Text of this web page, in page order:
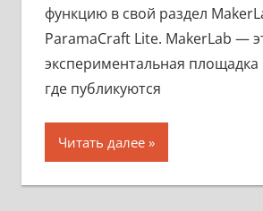
функцию в свой раздел
ParamaCraft Lite. MakerLab —
экспериментальная
где публикуются
Читать далее